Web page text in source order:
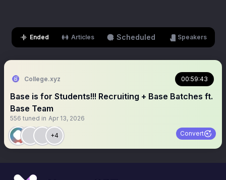
Ended Articles Scheduled Speakers
College.xyz 00:59:43
Base is for Students!!! Recruiting + Base Batches ft.
Base Team
556 tuned in Apr 13, 2026
+4 Convert